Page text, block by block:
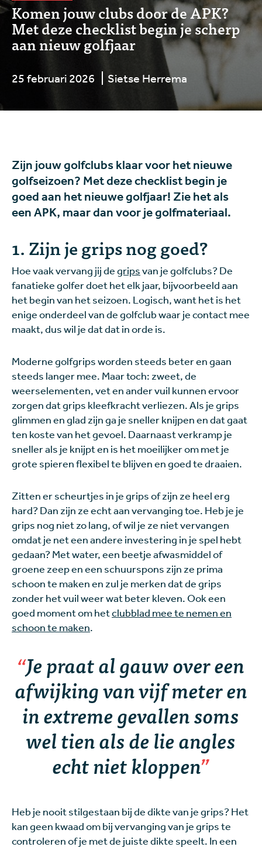
Komen jouw clubs door de APK?
Met deze checklist begin je scherp
aan nieuw golfjaar
25 februari 2026 Sietse Herrema
Zijn jouw golfclubs klaar voor het nieuwe
golfseizoen? Met deze checklist begin je
goed aan het nieuwe golfjaar! Zie het als
een APK, maar dan voor je golfmateriaal.
1. Zijn je grips nog goed?
Hoe vaak vervang jij degripsvan je golfclubs? De
fanatieke golfer doet het elk jaar, bijvoorbeeld aan
het begin van het seizoen. Logisch, want het is het
enige onderdeel van de golfclub waar je contact mee
maakt, dus wil je dat dat in orde is.
Moderne golfgrips worden steeds beter en gaan
steeds langer mee. Maar toch: zweet, de
weerselementen, vet en ander vuil kunnen ervoor
zorgen dat grips kleefkracht verliezen. Als je grips
glimmen en glad zijn ga je sneller knijpen en dat gaat
ten koste van het gevoel. Daarnaast verkramp je
sneller als je knijpt en is het moeilijker om met je
grote spieren flexibel te blijven en goed te draaien.
Zitten er scheurtjes in je grips of zijn ze heel erg
hard? Dan zijn ze echt aan vervanging toe. Heb je je
grips nog niet zo lang, of wil je ze niet vervangen
omdat je net een andere investering in je spel hebt
gedaan? Met water, een beetje afwasmiddel of
groene zeep en een schuurspons zijn ze prima
schoon te maken en zul je merken dat de grips
zonder het vuil weer wat beter kleven. Ook een
goed moment om hetclubblad mee te nemen en
schoon te maken.
Je praat al gauw over een
afwijking van vijf meter en
in extreme gevallen soms
wel tien als de lie angles
echt niet kloppen
Heb je nooit stilgestaan bij de dikte van je grips? Het
kan geen kwaad om bij vervanging van je grips te
controleren of je met de juiste dikte speelt. In een